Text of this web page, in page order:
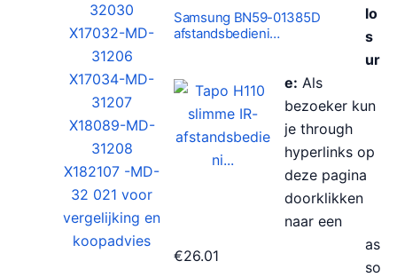
Samsung BN59-01385D
afstandsbedieni…
€26.01
lo
s
ur
e: Als
bezoeker kun
je through
hyperlinks op
deze pagina
doorklikken
naar een
as
so